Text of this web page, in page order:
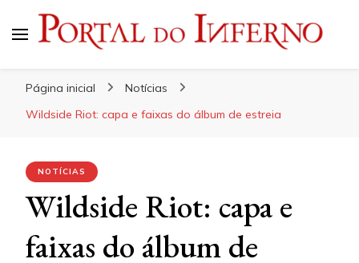
Página inicial
Notícias
Wildside Riot: capa e faixas do álbum de estreia
NOTÍCIAS
Wildside Riot: capa e
faixas do álbum de